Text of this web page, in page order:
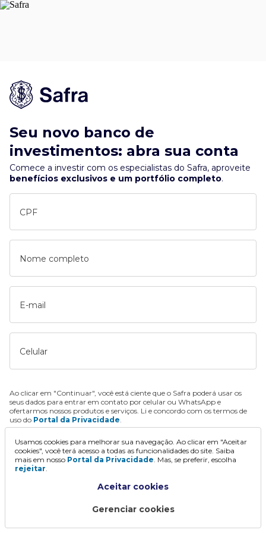
Seu novo banco de
investimentos: abra sua conta
Comece a investir com os especialistas do Safra, aproveite
benefícios exclusivos e um portfólio completo.
CPF
Nome completo
E-mail
Celular
Ao clicar em "Continuar", você está ciente que o Safra poderá usar os
seus dados para entrar em contato por celular ou WhatsApp e
ofertarmos nossos produtos e serviços. Li e concordo com os termos de
uso do Portal da Privacidade.
Continuar
Usamos cookies para melhorar sua navegação. Ao clicar em "Aceitar
cookies", você terá acesso a todas as funcionalidades do site. Saiba
mais em nosso Portal da Privacidade. Mas, se preferir, escolha
rejeitar.
Aceitar cookies
Gerenciar cookies